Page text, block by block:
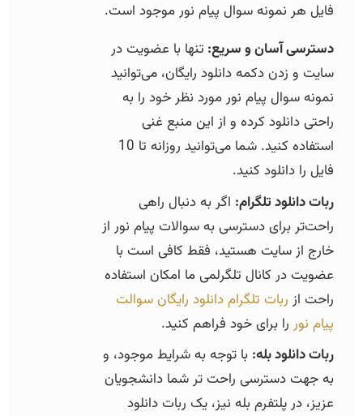
فایل هر نمونه سوال پیام نور موجود است.
دسترسی آسان و سریع: تنها با عضویت در
سایت و زدن دکمه دانلود رایگان، می‌توانید
نمونه سوال پیام نور مورد نظر خود را به
راحتی دانلود کرده و از این منبع غنی
استفاده کنید. شما می‌توانید روزانه تا 10
فایل را دانلود کنید.
ربات دانلود تلگرام: اگر به دنبال راهی
راحت‌تر برای دسترسی به سوالات پیام نور از
خارج از سایت هستید، فقط کافی است با
عضویت در کانال تلگرلمی ما امکان استفاده
راحت از ربات تلگرام دانلود رایگان سوالت
پیام نور را برای خود فراهم کنید.
ربات دانلود بله: با توجه به شرایط موجود، و
به جهت دسترسی راحت تر شما دانشجویان
عزیز، در پلتفرم بله نیز، یک ربات دانلود